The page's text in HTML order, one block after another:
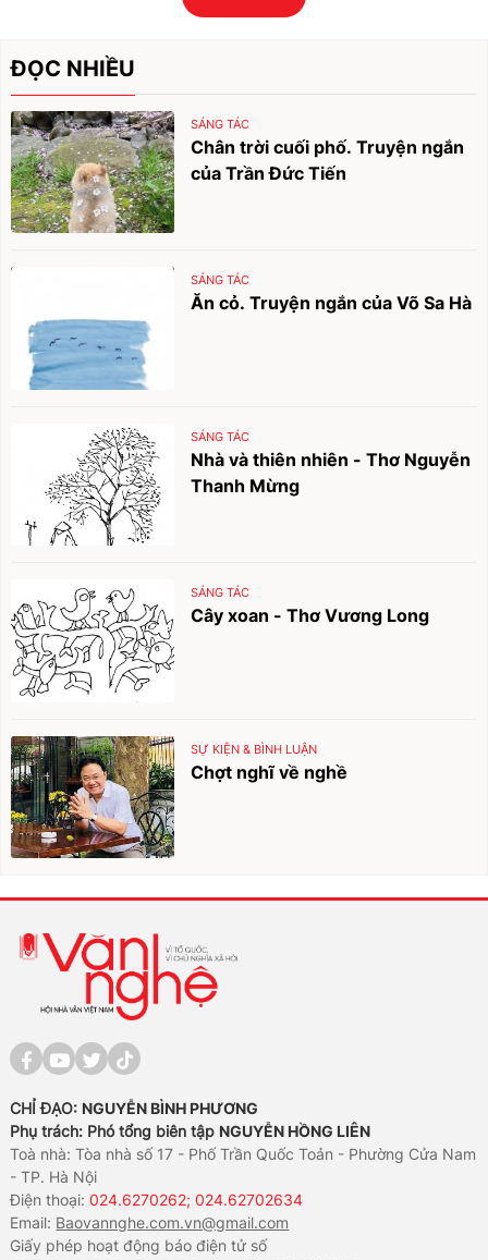
ĐỌC NHIỀU
SÁNG TÁC
Chân trời cuối phố. Truyện ngắn
của Trần Đức Tiến
SÁNG TÁC
Ăn cỏ. Truyện ngắn của Võ Sa Hà
SÁNG TÁC
Nhà và thiên nhiên - Thơ Nguyễn
Thanh Mừng
SÁNG TÁC
Cây xoan - Thơ Vương Long
SỰ KIỆN & BÌNH LUẬN
Chợt nghĩ về nghề
CHỈ ĐẠO: NGUYỄN BÌNH PHƯƠNG
Phụ trách: Phó tổng biên tập NGUYỄN HỒNG LIÊN
Toà nhà: Tòa nhà số 17 - Phố Trần Quốc Toản - Phường Cửa Nam
- TP. Hà Nội
Điện thoại:024.6270262; 024.62702634
Email: Baovannghe.com.vn@gmail.com
Giấy phép hoạt động báo điện tử số